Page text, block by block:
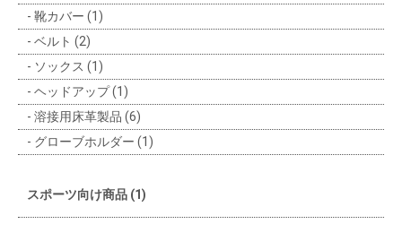
靴カバー (1)
ベルト (2)
ソックス (1)
ヘッドアップ (1)
溶接用床革製品 (6)
グローブホルダー (1)
スポーツ向け商品 (1)